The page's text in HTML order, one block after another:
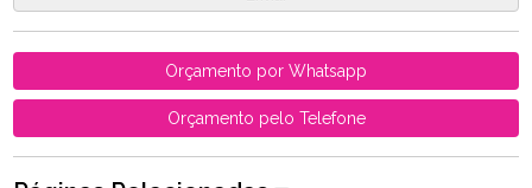
Orçamento por Whatsapp
Orçamento pelo Telefone